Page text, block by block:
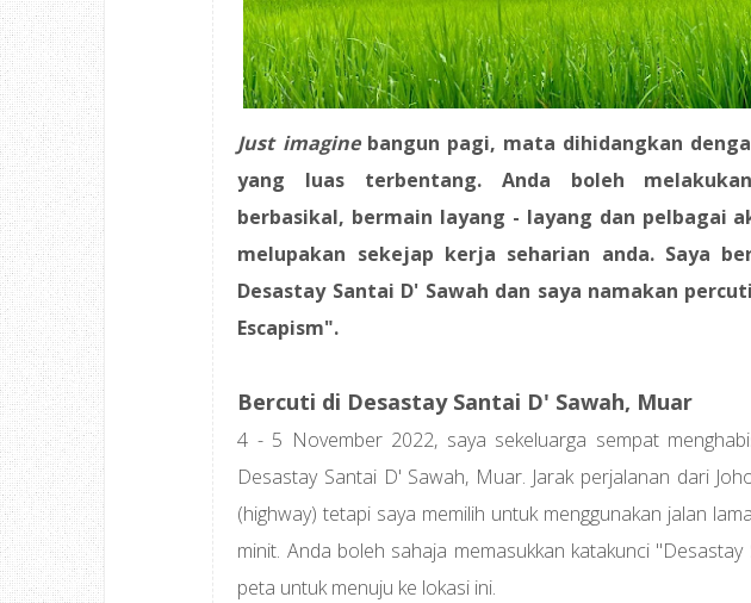
Just imaginebangun pagi, mata dihidangkan
yang luas terbentang. Anda boleh
berbasikal, bermain layang - layang dan pelbagai
melupakan sekejap kerja seharian anda. Saya
Desastay Santai D' Sawah dan saya namakan
Escapism".
Bercuti di Desastay Santai D' Sawah, Muar
4 - 5 November 2022, saya sekeluarga sempat
Desastay Santai D' Sawah, Muar. Jarak perjalanan dari
(highway) tetapi saya memilih untuk menggunakan jalan
minit. Anda boleh sahaja memasukkan katakunci
peta untuk menuju ke lokasi ini.